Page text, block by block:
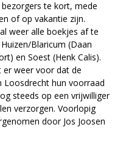
te kort, mede
of op vakantie zijn.
weer alle boekjes af te
Blaricum (Daan
en Soest (Henk Calis).
er weer voor dat de
Loosdrecht hun voorraad
steeds op een vrijwilliger
verzorgen. Voorlopig
door Jos Joosen